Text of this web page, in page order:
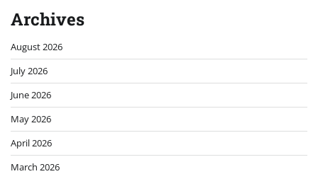
Archives
August 2026
July 2026
June 2026
May 2026
April 2026
March 2026